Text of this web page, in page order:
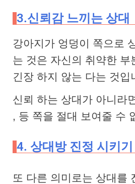
3.신뢰감 느끼는 상대
강아지가 엉덩이 쪽으로
는 것은 자신의 취약한 부
긴장 하지 않는 다는 것입
신뢰 하는 상대가 아니라
, 등 쪽을 절대 보여줄 수
4. 상대방 진정 시키기
또 다른 의미로는 상대를